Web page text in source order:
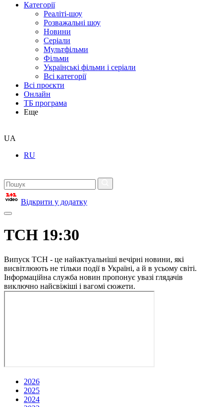
Категорії
Реаліті-шоу
Розважальні шоу
Новини
Серіали
Мультфільми
Фільми
Українські фільми і серіали
Всі категорії
Всі проєкти
Онлайн
ТБ програма
Еще
UA
RU
Відкрити у додатку
ТСН 19:30
Випуск ТСН - це найактуальніші вечірні новини, які
висвітлюють не тільки події в Україні, а й в усьому світі.
Інформаційна служба новин пропонує увазі глядачів
виключно найсвіжіші і вагомі сюжети.
2026
2025
2024